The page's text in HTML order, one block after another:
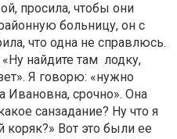
просила, чтобы они
больницу, он с
что одна не справлюсь.
«Ну найдите там лодку,
Я говорю: «нужно
Ивановна, срочно». Она
санзадание? Ну что я
Вот это были ее